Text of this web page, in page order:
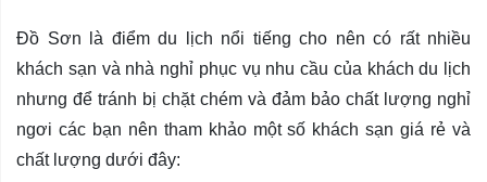
Đồ Sơn là điểm du lịch nổi tiếng cho nên có rất nhiều
khách sạn và nhà nghỉ phục vụ nhu cầu của khách du lịch
nhưng để tránh bị chặt chém và đảm bảo chất lượng nghỉ
ngơi các bạn nên tham khảo một số khách sạn giá rẻ và
chất lượng dưới đây: